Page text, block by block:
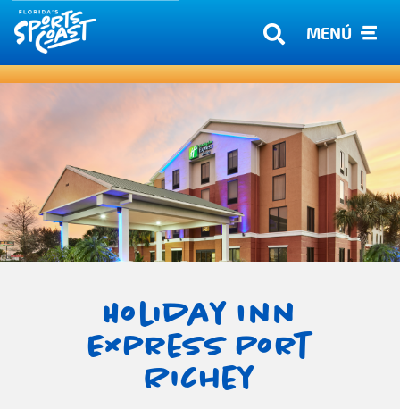
MENÚ
Holiday Inn
Express Port
Richey